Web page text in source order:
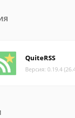
QuiteRSS
Версия: 0.19.4